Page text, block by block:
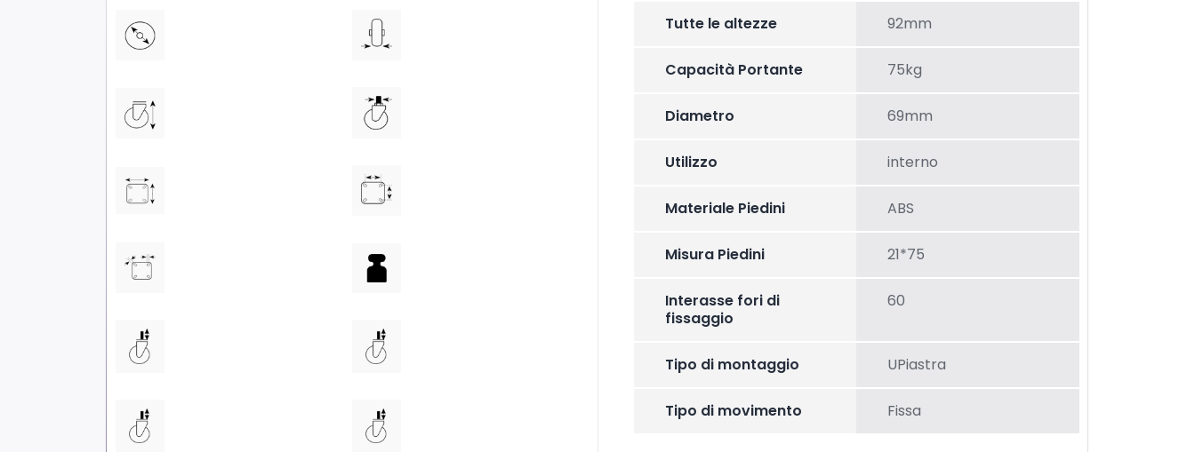
Tutte le altezze 92mm
Capacità Portante 75kg
Diametro 69mm
Utilizzo interno
Materiale Piedini ABS
Misura Piedini 21*75
Interasse fori di
fissaggio
60
Tipo di montaggio UPiastra
Tipo di movimento Fissa